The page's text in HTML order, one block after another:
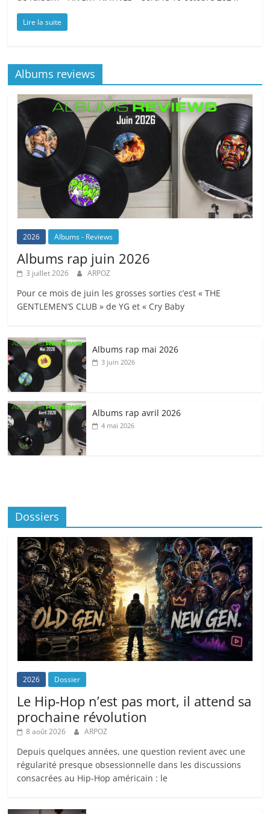
Lire la suite
Albums reviews
2026 Albums - Reviews
Albums rap juin 2026
3 juillet 2026 ARPOZ
Pour ce mois de juin les grosses sorties c’est « THE
GENTLEMEN’S CLUB » de YG et « Cry Baby
Albums rap mai 2026
3 juin 2026
Albums rap avril 2026
4 mai 2026
Dossiers
2026 Dossier
Le Hip-Hop n’est pas mort, il attend sa
prochaine révolution
8 août 2026 ARPOZ
Depuis quelques années, une question revient avec une
régularité presque obsessionnelle dans les discussions
consacrées au Hip-Hop américain : le